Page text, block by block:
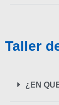
Taller
¿EN